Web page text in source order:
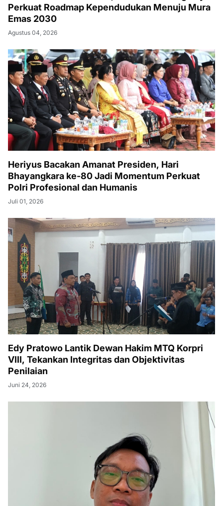
Perkuat Roadmap Kependudukan Menuju Mura
Emas 2030
Agustus 04, 2026
Heriyus Bacakan Amanat Presiden, Hari
Bhayangkara ke-80 Jadi Momentum Perkuat
Polri Profesional dan Humanis
Juli 01, 2026
Edy Pratowo Lantik Dewan Hakim MTQ Korpri
VIII, Tekankan Integritas dan Objektivitas
Penilaian
Juni 24, 2026